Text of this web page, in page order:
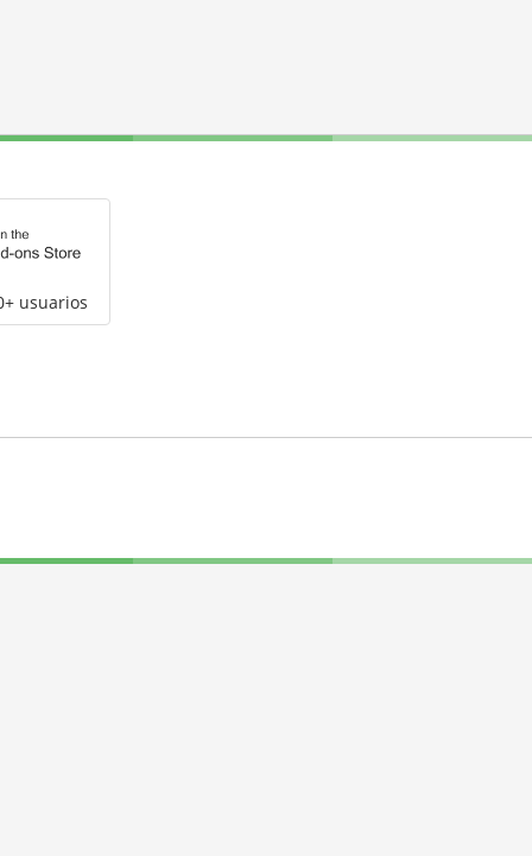
usuarios